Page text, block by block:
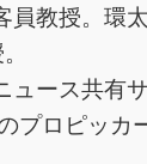
員教授。環
ュース共有
プロピッカ